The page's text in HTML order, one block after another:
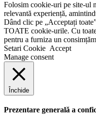
Folosim cookie-uri pe site-ul
relevantă experiență,
Dând clic pe „Acceptați
TOATE cookie-urile. Cu
pentru a furniza un
Setari Cookie Accept
Manage consent
Închide
Prezentare generală a